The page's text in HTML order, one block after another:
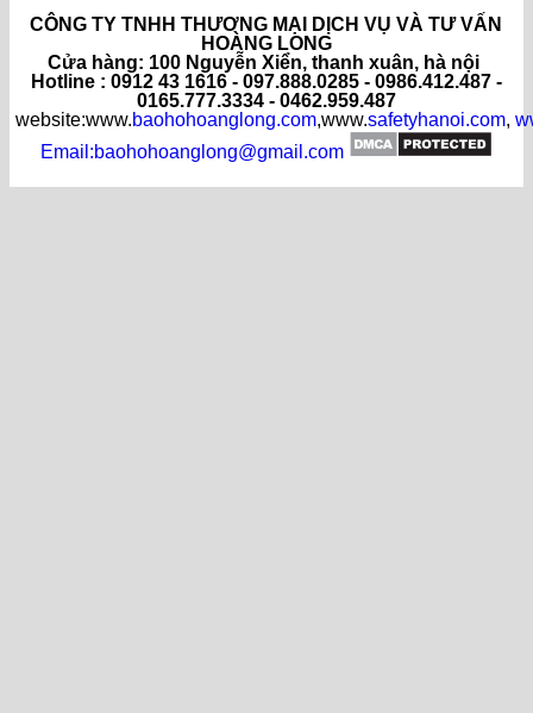
CÔNG TY TNHH THƯƠNG MẠI DỊCH VỤ VÀ TƯ VẤN
HOÀNG LONG
Cửa hàng: 100 Nguyễn Xiển, thanh xuân, hà nội
Hotline : 0912 43 1616 - 097.888.0285 - 0986.412.487 -
0165.777.3334 - 0462.959.487
website:www.baohohoanglong.com,www.safetyhanoi.com,
Email:baohohoanglong@gmail.com